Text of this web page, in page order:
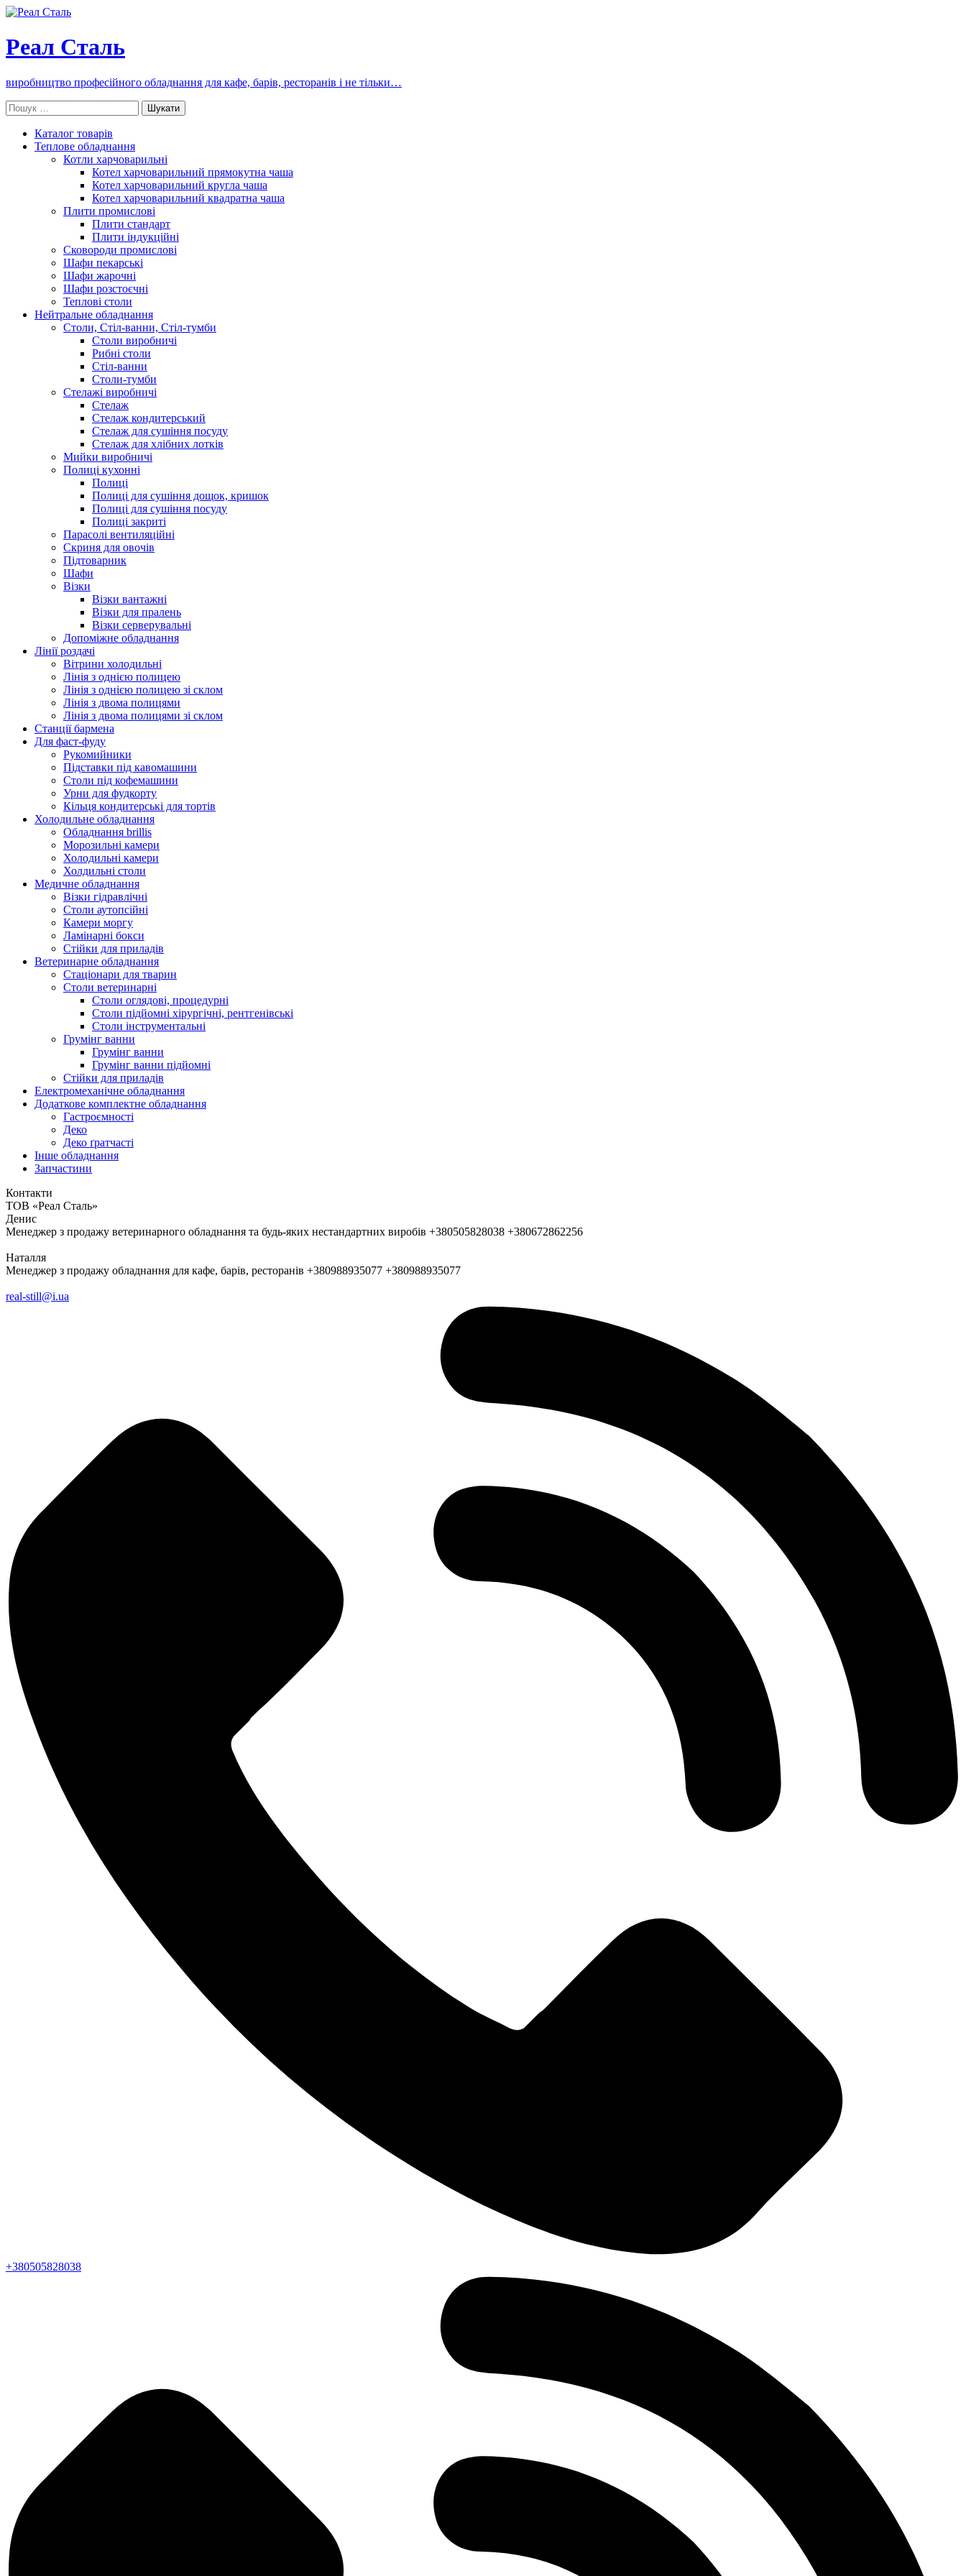
Реал Сталь
виробництво професійного обладнання для кафе, барів, ресторанів і не тільки…
Пошук:
Каталог товарів
Теплове обладнання
Котли харчоварильні
Котел харчоварильний прямокутна чаша
Котел харчоварильний кругла чаша
Котел харчоварильний квадратна чаша
Плити промислові
Плити стандарт
Плити індукційні
Сковороди промислові
Шафи пекарські
Шафи жарочні
Шафи розстоєчні
Теплові столи
Нейтральне обладнання
Столи, Стіл-ванни, Стіл-тумби
Столи виробничі
Рибні столи
Стіл-ванни
Столи-тумби
Стелажі виробничі
Стелаж
Стелаж кондитерський
Стелаж для сушіння посуду
Стелаж для хлібних лотків
Мийки виробничі
Полиці кухонні
Полиці
Полиці для сушіння дощок, кришок
Полиці для сушіння посуду
Полиці закриті
Парасолі вентиляційні
Скриня для овочів
Підтоварник
Шафи
Візки
Візки вантажні
Візки для пралень
Візки серверувальні
Допоміжне обладнання
Лінії роздачі
Вітрини холодильні
Лінія з однією полицею
Лінія з однією полицею зі склом
Лінія з двома полицями
Лінія з двома полицями зі склом
Станції бармена
Для фаст-фуду
Рукомийники
Підставки під кавомашини
Столи під кофемашини
Урни для фудкорту
Кільця кондитерські для тортів
Холодильне обладнання
Обладнання brillis
Морозильні камери
Холодильні камери
Холдильні столи
Медичне обладнання
Візки гідравлічні
Столи аутопсійні
Камери моргу
Ламінарні бокси
Стійки для приладів
Ветеринарне обладнання
Стаціонари для тварин
Столи ветеринарні
Столи оглядові, процедурні
Столи підйомні хірургічні, рентгенівські
Столи інструментальні
Грумінг ванни
Грумінг ванни
Грумінг ванни підйомні
Стійки для приладів
Електромеханічне обладнання
Додаткове комплектне обладнання
Гастроємності
Деко
Деко ґратчасті
Інше обладнання
Запчастини
Контакти
ТОВ «Реал Сталь»
Денис
Менеджер з продажу ветеринарного обладнання та будь-яких нестандартних виробів +380505828038 +380672862256
Наталля
Менеджер з продажу обладнання для кафе, барів, ресторанів +380988935077 +380988935077
real-still@i.ua
+380505828038